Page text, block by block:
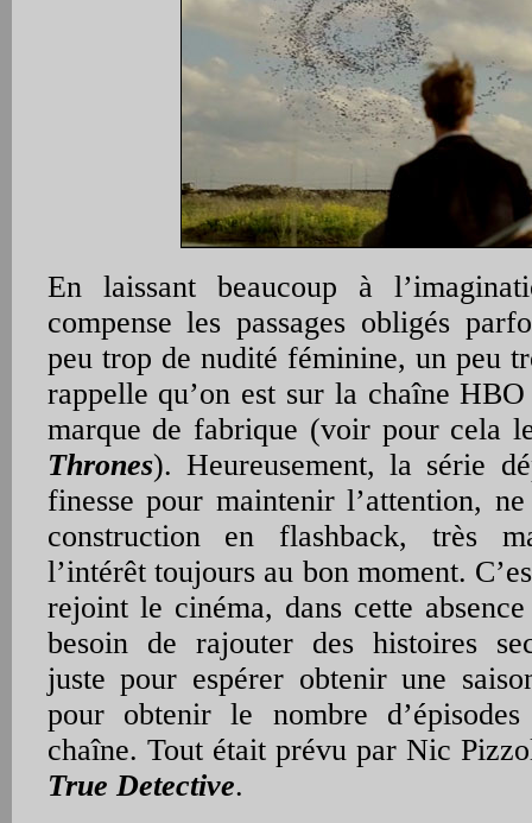
En laissant beaucoup à
compense les passages obligés
peu trop de nudité féminine, un peu
rappelle qu’on est sur la chaîne
marque de fabrique (voir pour cela
Thrones). Heureusement, la série
finesse pour maintenir l’attention,
construction en flashback, très
l’intérêt toujours au bon moment.
rejoint le cinéma, dans cette
besoin de rajouter des histoires
juste pour espérer obtenir une
pour obtenir le nombre
chaîne. Tout était prévu par Nic
True Detective.